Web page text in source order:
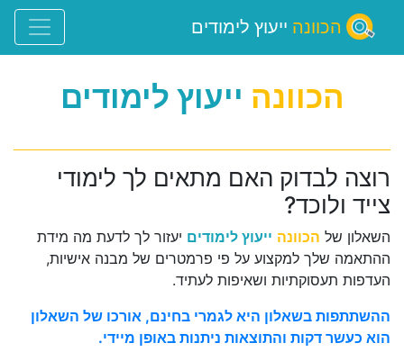
הכוונה ייעוץ לימודים
הכוונה ייעוץ לימודים
רוצה לבדוק האם מתאים לך לימודי
צייד ולוכד?
השאלון של הכוונה ייעוץ לימודים יעזור לך לדעת מה מידת
ההתאמה שלך למקצוע על פי פרמטרים של מבנה אישיות,
העדפות תעסוקתיות ושאיפות לעתיד.
ההשתתפות בשאלון היא לגמרי בחינם, אורכו של השאלון
הוא כעשר דקות והתוצאות ניתנות באופן מיידי.